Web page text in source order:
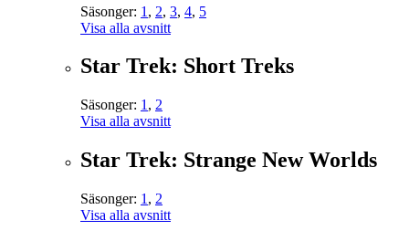
Säsonger: 1 , 2, 3, 4, 5
Visa alla avsnitt
Star Trek: Short Treks
Säsonger: 1 , 2
Visa alla avsnitt
Star Trek: Strange New Worlds
Säsonger: 1 , 2
Visa alla avsnitt